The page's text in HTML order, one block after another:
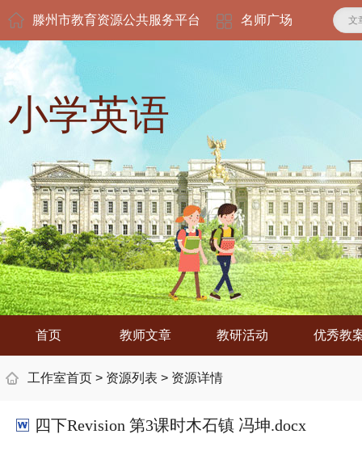
滕州市教育资源公共服务平台 名师广场 文
小学英语
首页 教师文章 教研活动 优秀教
工作室首页 > 资源列表 > 资源详情
四下Revision 第3课时木石镇 冯坤.docx